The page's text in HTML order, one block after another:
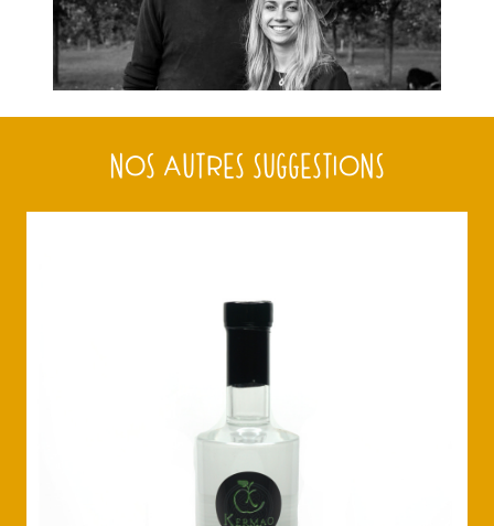
NOS AUTRES SUGGESTIONS